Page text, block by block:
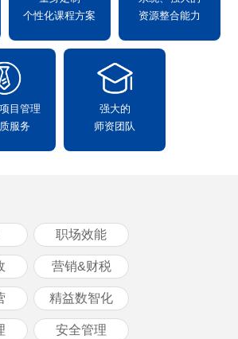
个性化课程方案
资源整合能力
目管理
服务
强大的
师资团队
职场效能
营销&财税
精益数智化
安全管理